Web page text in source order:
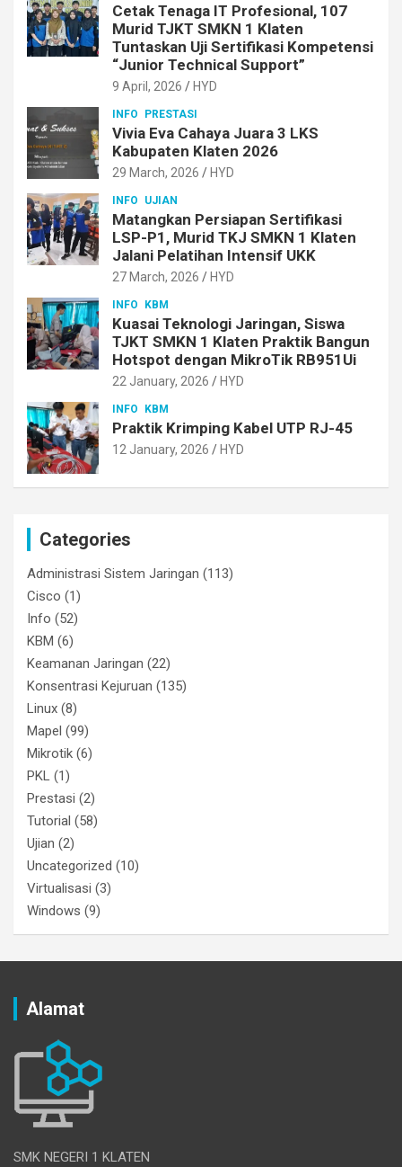
Cetak Tenaga IT Profesional, 107
Murid TJKT SMKN 1 Klaten
Tuntaskan Uji Sertifikasi Kompetensi
“Junior Technical Support”
9 April, 2026 HYD
INFO PRESTASI
Vivia Eva Cahaya Juara 3 LKS
Kabupaten Klaten 2026
29 March, 2026 HYD
INFO UJIAN
Matangkan Persiapan Sertifikasi
LSP-P1, Murid TKJ SMKN 1 Klaten
Jalani Pelatihan Intensif UKK
27 March, 2026 HYD
INFO KBM
Kuasai Teknologi Jaringan, Siswa
TJKT SMKN 1 Klaten Praktik Bangun
Hotspot dengan MikroTik RB951Ui
22 January, 2026 HYD
INFO KBM
Praktik Krimping Kabel UTP RJ-45
12 January, 2026 HYD
Categories
Administrasi Sistem Jaringan (113)
Cisco (1)
Info (52)
KBM (6)
Keamanan Jaringan (22)
Konsentrasi Kejuruan (135)
Linux (8)
Mapel (99)
Mikrotik (6)
PKL (1)
Prestasi (2)
Tutorial (58)
Ujian (2)
Uncategorized (10)
Virtualisasi (3)
Windows (9)
Alamat
SMK NEGERI 1 KLATEN